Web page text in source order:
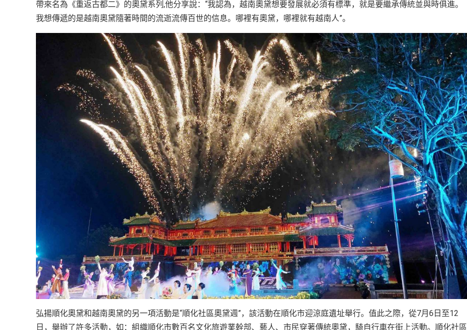
帶來名為《重返古都二》的奧黛系列,他分享說：“我認為，越南奧黛想要發展就必須有標準，就是要繼承傳統並與時俱進。
我想傳遞的是越南奧黛隨著時間的流逝流傳百世的信息。哪裡有奧黛，哪裡就有越南人”。
弘揚順化奧黛和越南奧黛的另一項活動是“順化社區奧黛週”，該活動在順化市迎涼庭遺址舉行。值此之際，從7月6日至12
日，舉辦了許多活動，如：組織順化市數百名文化旅遊業幹部、藝人、市民穿著傳統奧黛，騎自行車在街上活動。順化社區